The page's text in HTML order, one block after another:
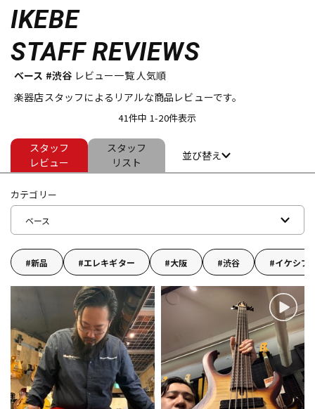
エレキギター
ベース ウクレレ
ドラム パーカッション
管楽器 その他楽器
アンプ エフェクター
DJ機器 DTM
DTM オンライン納品 レコーディング機器
IKEBE
STAFF REVIEWS
ベース #渋谷 レビュー一覧 人気順
楽器店スタッフによるリアルな商品レビューです。
41件中 1-20件表示
スタッフ
レビュー
スタッフ
リスト
並び替え
カテゴリー
ベース
新品 エレキギター 大阪 渋谷 イケシブ